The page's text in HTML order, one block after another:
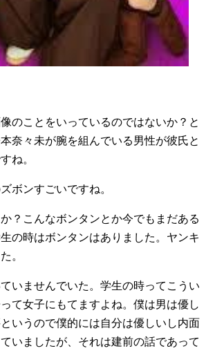
のことをいっているのではないか？と
奈々未が腕を組んでいる男性が彼氏と
ね。
ボンすごいですね。
？こんなボンタンとか今でもまだある
の時はボンタンはありました。ヤンキ
。
いませんでいた。学生の時ってこうい
て女子にもてますよね。僕は男は優し
いうので僕的には自分は優しいし内面
いましたが、それは建前の話であって